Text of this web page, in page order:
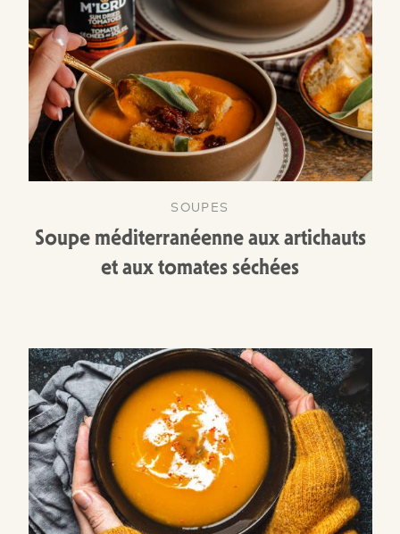
SOUPES
Soupe méditerranéenne aux artichauts
et aux tomates séchées